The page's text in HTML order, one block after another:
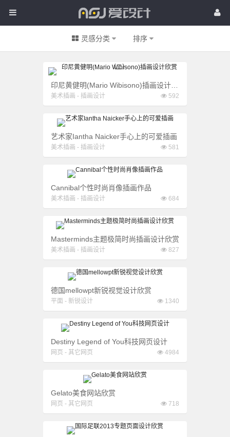
爱
设
计
爱 首页 灵感
灵感分类 排序
美术插画 - 插画设计 592
艺术家Iantha Naicker手心上的可爱插画
美术插画 - 插画设计 581
Cannibal个性时尚肖像插画作品
美术插画 - 插画设计 684
Masterminds主题极简时尚插画设计欣赏
美术插画 - 插画设计 827
德国mellowpt新锐视觉设计欣赏
平面 - 新锐设计 1340
Destiny Legend of You科技网页设计
网页 - 其它网页 4984
Gelato美食网站欣赏
网页 - 其它网页 718